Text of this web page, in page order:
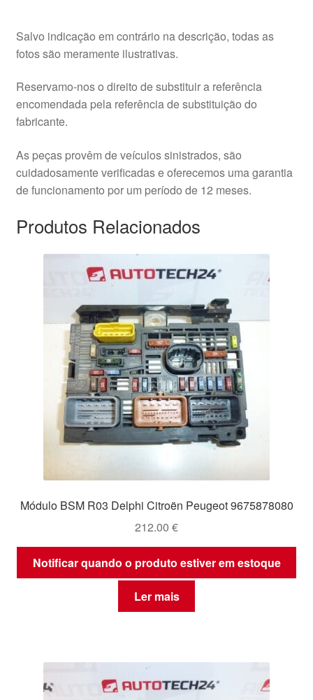
Salvo indicação em contrário na descrição, todas as
fotos são meramente ilustrativas.
Reservamo-nos o direito de substituir a referência
encomendada pela referência de substituição do
fabricante.
As peças provêm de veículos sinistrados, são
cuidadosamente verificadas e oferecemos uma garantia
de funcionamento por um período de 12 meses.
Produtos Relacionados
Módulo BSM R03 Delphi Citroën Peugeot 9675878080
212.00 €
Notificar quando o produto estiver em estoque
Ler mais